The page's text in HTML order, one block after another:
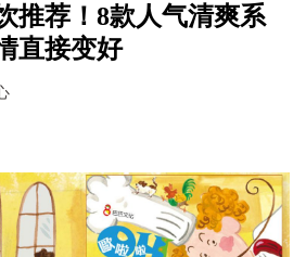
推荐！8款人气清爽系
直接变好